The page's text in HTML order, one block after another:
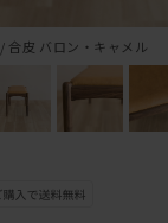
合皮 バロン・キャメル